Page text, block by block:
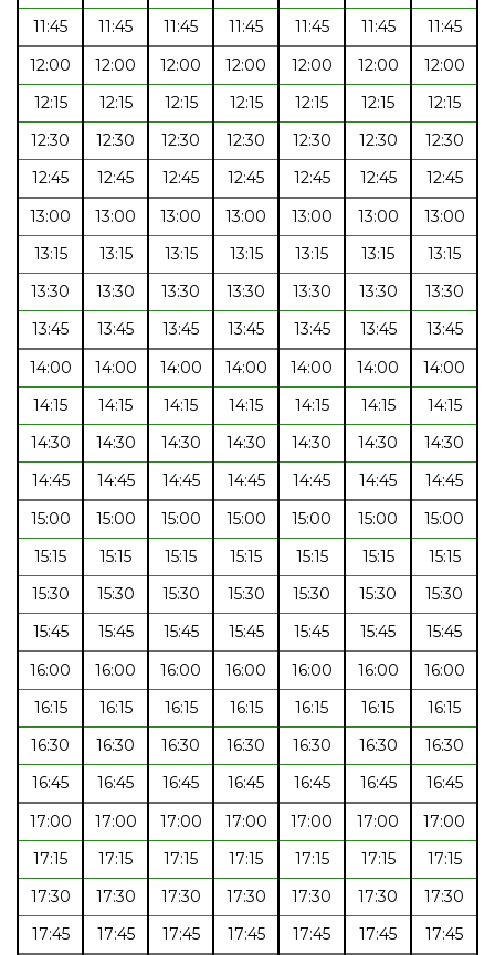
11:45
11:45 11:45 11:45 11:45 11:45
11:45
12:00
12:00 12:00 12:00 12:00 12:00
12:00
12:15
12:15 12:15 12:15 12:15 12:15
12:15
12:30
12:30 12:30 12:30 12:30 12:30
12:30
12:45
12:45 12:45 12:45 12:45 12:45
12:45
13:00
13:00 13:00 13:00 13:00 13:00
13:00
13:15
13:15 13:15 13:15 13:15 13:15
13:15
13:30
13:30 13:30 13:30 13:30 13:30
13:30
13:45
13:45 13:45 13:45 13:45 13:45
13:45
14:00
14:00 14:00 14:00 14:00 14:00
14:00
14:15
14:15 14:15 14:15 14:15 14:15
14:15
14:30
14:30 14:30 14:30 14:30 14:30
14:30
14:45
14:45 14:45 14:45 14:45 14:45
14:45
15:00
15:00 15:00 15:00 15:00 15:00
15:00
15:15
15:15 15:15 15:15 15:15 15:15
15:15
15:30
15:30 15:30 15:30 15:30 15:30
15:30
15:45
15:45 15:45 15:45 15:45 15:45
15:45
16:00
16:00 16:00 16:00 16:00 16:00
16:00
16:15
16:15 16:15 16:15 16:15 16:15
16:15
16:30
16:30 16:30 16:30 16:30 16:30
16:30
16:45
16:45 16:45 16:45 16:45 16:45
16:45
17:00
17:00 17:00 17:00 17:00 17:00
17:00
17:15
17:15 17:15 17:15 17:15 17:15
17:15
17:30
17:30 17:30 17:30 17:30 17:30
17:30
17:45
17:45 17:45 17:45 17:45 17:45
17:45